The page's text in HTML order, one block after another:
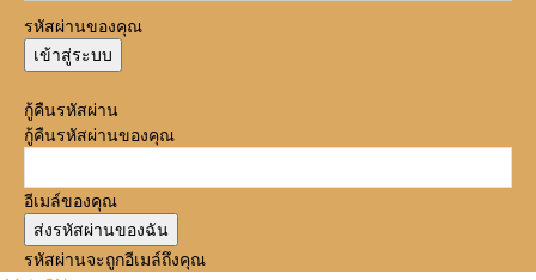
รหัสผ่านของคุณ
กู้คืนรหัสผ่าน
กู้คืนรหัสผ่านของคุณ
อีเมล์ของคุณ
รหัสผ่านจะถูกอีเมล์ถึงคุณ